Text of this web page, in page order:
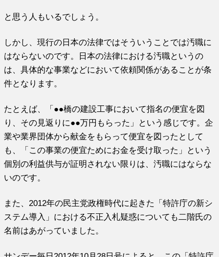
と思う人もいるでしょう。
しかし、現行の日本の法律ではそういうことでは汚職に
はならないのです。日本の法律における汚職というの
は、具体的な事業などにおいて依頼関係があることが条
件となります。
たとえば、「●●橋の建設工事において指名の便宜を図
り、その見返りに●●万円もらった」という感じです。企
業や業界団体から献金をもらって便宜を図ったとして
も、「この事業の便宜ためにお金を受け取った」という
個別の利益供与が証明されない限りは、汚職にはならな
いのです。
また、2012年の民主党政権時代に起きた「特許庁の新シ
ステム導入」における不正入札疑惑についても二階氏の
名前はあがっていました。